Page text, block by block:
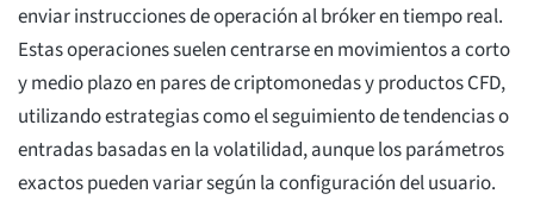
enviar instrucciones de operación al bróker en tiempo real.
Estas operaciones suelen centrarse en movimientos a corto
y medio plazo en pares de criptomonedas y productos CFD,
utilizando estrategias como el seguimiento de tendencias o
entradas basadas en la volatilidad, aunque los parámetros
exactos pueden variar según la configuración del usuario.